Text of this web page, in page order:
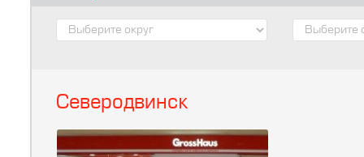
Северодвинск